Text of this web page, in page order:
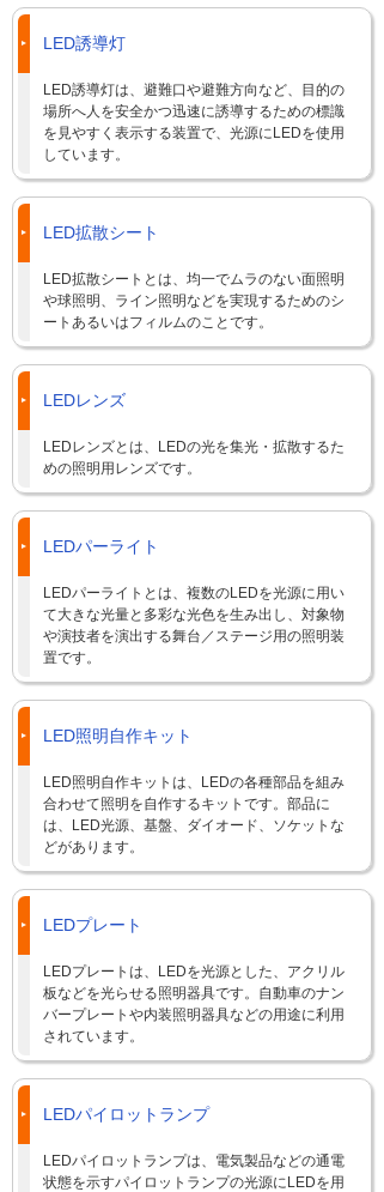
LED誘導灯
LED誘導灯は、避難口や避難方向など、目的の
場所へ人を安全かつ迅速に誘導するための標識
を見やすく表示する装置で、光源にLEDを使用
しています。
LED拡散シート
LED拡散シートとは、均一でムラのない面照明
や球照明、ライン照明などを実現するためのシ
ートあるいはフィルムのことです。
LEDレンズ
LEDレンズとは、LEDの光を集光・拡散するた
めの照明用レンズです。
LEDパーライト
LEDパーライトとは、複数のLEDを光源に用い
て大きな光量と多彩な光色を生み出し、対象物
や演技者を演出する舞台／ステージ用の照明装
置です。
LED照明自作キット
LED照明自作キットは、LEDの各種部品を組み
合わせて照明を自作するキットです。部品に
は、LED光源、基盤、ダイオード、ソケットな
どがあります。
LEDプレート
LEDプレートは、LEDを光源とした、アクリル
板などを光らせる照明器具です。自動車のナン
バープレートや内装照明器具などの用途に利用
されています。
LEDパイロットランプ
LEDパイロットランプは、電気製品などの通電
状態を示すパイロットランプの光源にLEDを用